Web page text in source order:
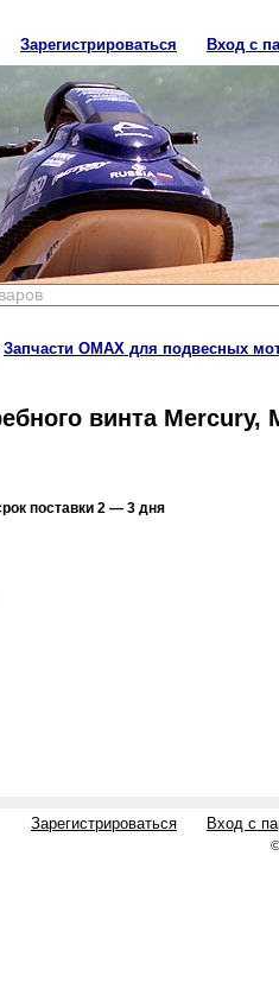
Зарегистрироваться Вход с
Запчасти OMAX для подвесных
винта Mercury,
поставки 2 — 3 дня
Зарегистрироваться Вход с